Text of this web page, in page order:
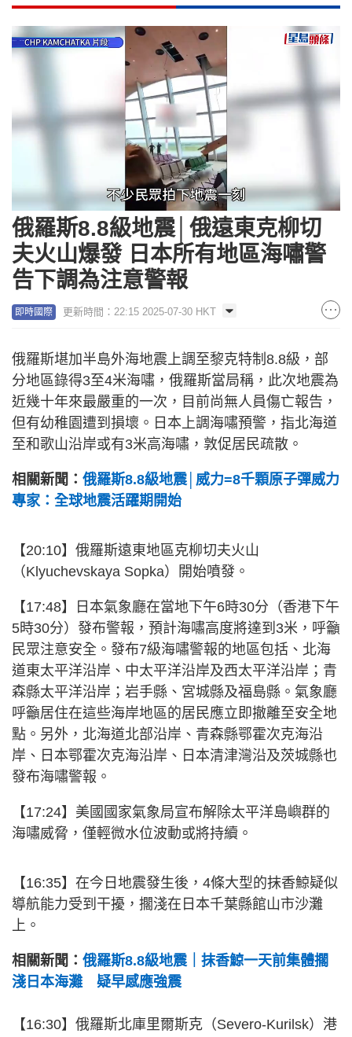
Loaded:
33.54%
俄羅斯8.8級地震│俄遠東克柳切
夫火山爆發 日本所有地區海嘯警
告下調為注意警報
即時國際 更新時間：22:15 2025-07-30 HKT
俄羅斯堪加半島外海地震上調至黎克特制8.8級，部
分地區錄得3至4米海嘯，俄羅斯當局稱，此次地震為
近幾十年來最嚴重的一次，目前尚無人員傷亡報告，
但有幼稚園遭到損壞。日本上調海嘯預警，指北海道
至和歌山沿岸或有3米高海嘯，敦促居民疏散。
相關新聞： 俄羅斯8.8級地震│威力=8千顆原子彈威力
專家：全球地震活躍期開始
【20:10】 俄羅斯遠東地區克柳切夫火山
（Klyuchevskaya Sopka）開始噴發。
【17:48】
日本氣象廳在當地下午6時30分（香港下午
5時30分）發布警報，預計海嘯高度將達到3米，呼籲
民眾注意安全。發布7級海嘯警報的地區包括、北海
道東太平洋沿岸、中太平洋沿岸及西太平洋沿岸；青
森縣太平洋沿岸；岩手縣、宮城縣及福島縣。氣象廳
呼籲居住在這些海岸地區的居民應立即撤離至安全地
點。另外，北海道北部沿岸、青森縣鄂霍次克海沿
岸、日本鄂霍次克海沿岸、日本清津灣沿及茨城縣也
發布海嘯警報。
【17:24】美國國家氣象局宣布解除太平洋島嶼群的
海嘯威脅，僅輕微水位波動或將持續。
【16:35】 在今日地震發生後，4條大型的抹香鯨疑似
導航能力受到干擾，擱淺在日本千葉縣館山市沙灘
上。
相關新聞： 俄羅斯8.8級地震｜抹香鯨一天前集體擱
淺日本海灘 疑早感應強震
【16:30】 俄羅斯北庫里爾斯克（Severo-Kurilsk）港